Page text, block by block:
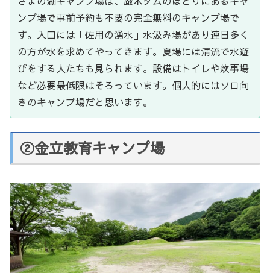
ンプ場で事前予約も不要の完全無料のキャンプ場で
す。入口には「佐用の湧水」水汲み場があり連日多く
の方が水を求めてやってきます。夏場には清流で水遊
びをする人たちも見られます。設備はトイレや炊事場
など必要最低限はそろっています。個人的にはソロ向
きのキャンプ場だと思います。
②金立教育キャンプ場